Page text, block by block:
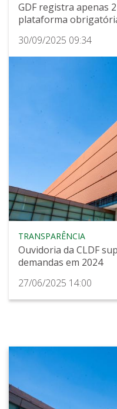
GDF registra apenas
plataforma
30/09/2025 09:34
TRANSPARÊNCIA
Ouvidoria da CLDF
demandas em 2024
27/06/2025 14:00